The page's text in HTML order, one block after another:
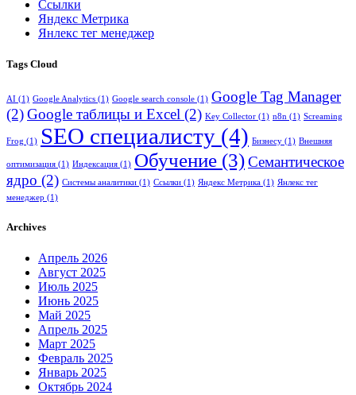
Ссылки
Яндекс Метрика
Янлекс тег менеджер
Tags Cloud
AI (1) Google Analytics (1) Google search console (1) Google Tag Manager
(2)Google таблицы и Excel (2) Key Collector (1) n8n (1) Screaming
Frog (1) SEO специалисту (4) Бизнесу (1) Внешняя
оптимизация (1) Индексация (1) Обучение (3)Семантическое
ядро (2) Системы аналитики (1) Ссылки (1) Яндекс Метрика (1) Янлекс тег
менеджер (1)
Archives
Апрель 2026
Август 2025
Июль 2025
Июнь 2025
Май 2025
Апрель 2025
Март 2025
Февраль 2025
Январь 2025
Октябрь 2024